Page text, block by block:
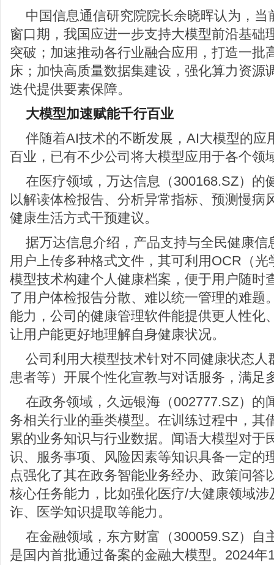
中国信息通信研究院院长余晓晖认为，
窗口期，我国应进一步支持大模型前沿基础
突破；加速推动各行业融合应用，打造一批
床；加快高质量数据集建设，强化算力资源
迭代提供要素保障。
大模型加速赋能千行百业
伴随着AI技术的不断发展，AI大模型的应
百业，已有不少公司将大模型应用于各个领
在医疗领域，万达信息（300168.SZ）的
以解读体检报告、分析异常指标、预测慢病
健康生活方式干预建议。
据万达信息介绍，产品支持与全民健康
用户上传多种格式文件，其可利用OCR（
模型技术构建个人健康档案，便于用户随时
了用户体检报告分散、难以统一管理的难题
能力，公司的健康管理软件能提供更人性化
让用户能更好地理解自身健康状况。
公司利用大模型技术针对不同健康状态
患者等）开展个性化宣教与对话服务，满足
在政务领域，久远银海（002777.SZ）的
务相关行业的垂类模型。在训练过程中，其
累的业务知识与行业数据。闻语大模型对于
识、服务事项、风险因素等知识具备一定的
点强化了其在政务智能业务经办、政策问答
核心任务能力，比如强化医疗/大健康领域
诈、医学知识提取等能力。
在金融领域，东方财富（300059.SZ）自
是国内首批通过备案的金融大模型。2024年